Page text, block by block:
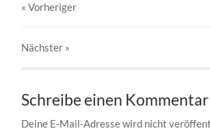
« Vorheriger
Nächster »
Schreibe einen Kommentar
Deine E-Mail-Adresse wird nicht